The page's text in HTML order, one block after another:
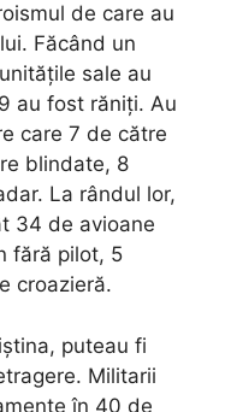
de care au
Făcând un
sale au
au fost răniți. Au
care 7 de către
blindate, 8
La rândul lor,
34 de avioane
fără pilot, 5
croazieră.
puteau fi
Militarii
în 40 de